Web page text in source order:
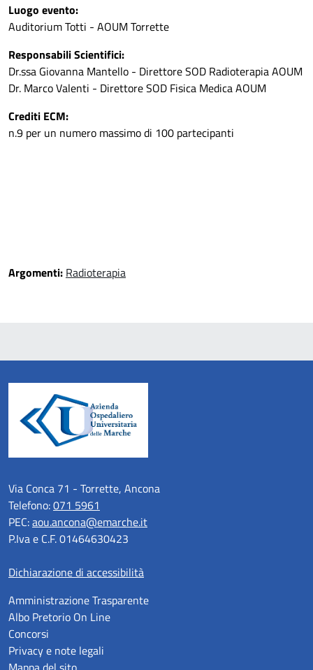
Luogo evento:
Auditorium Totti - AOUM Torrette
Responsabili Scientifici:
Dr.ssa Giovanna Mantello - Direttore SOD Radioterapia AOUM
Dr. Marco Valenti - Direttore SOD Fisica Medica AOUM
Crediti ECM:
n.9 per un numero massimo di 100 partecipanti
Argomenti: Radioterapia
Via Conca 71 - Torrette, Ancona
Telefono:071 5961
PEC:aou.ancona@emarche.it
P.Iva e C.F. 01464630423
Dichiarazione di accessibilità
Amministrazione Trasparente
Albo Pretorio On Line
Concorsi
Privacy e note legali